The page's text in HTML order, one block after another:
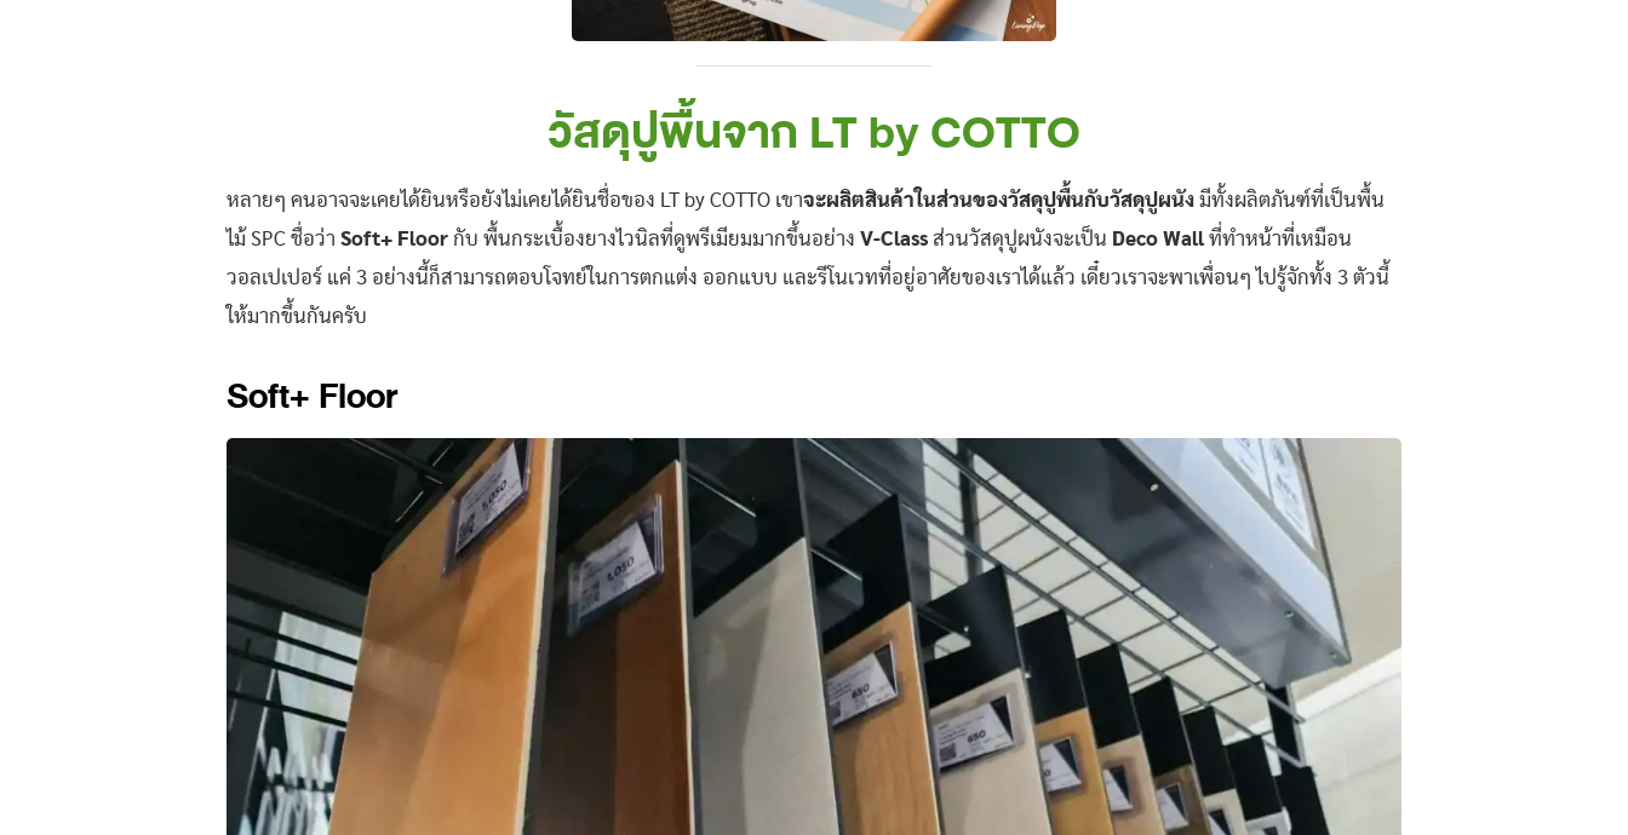
วัสดุปูพื้นจาก LT by COTTO
หลายๆ คนอาจจะเคยได้ยินหรือยังไม่เคยได้ยินชื่อของ LT by COTTO เขาจะผลิตสินค้าในส่วนของวัสดุปูพื้นกับวัสดุปูผนัง มีทั้งผลิตภันฑ์ที่เป็นพื้น
ไม้ SPC ชื่อว่า Soft+ Floor กับ พื้นกระเบื้องยางไวนิลที่ดูพรีเมียมมากขึ้นอย่าง V-Class ส่วนวัสดุปูผนังจะเป็น Deco Wall ที่ทำหน้าที่เหมือน
วอลเปเปอร์ แค่ 3 อย่างนี้ก็สามารถตอบโจทย์ในการตกแต่ง ออกแบบ และรีโนเวทที่อยู่อาศัยของเราได้แล้ว เดี๋ยวเราจะพาเพื่อนๆ ไปรู้จักทั้ง 3 ตัวนี้
ให้มากขึ้นกันครับ
Soft+ Floor